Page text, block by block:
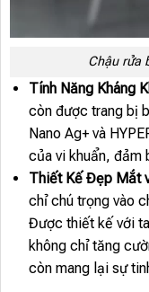
Chậu rửa
Tính Năng Kháng
còn được trang bị
Nano Ag+ và
của vi khuẩn, đảm
Thiết Kế Đẹp Mắt
chỉ chú trọng vào
Được thiết kế với
không chỉ tăng
còn mang lại sự